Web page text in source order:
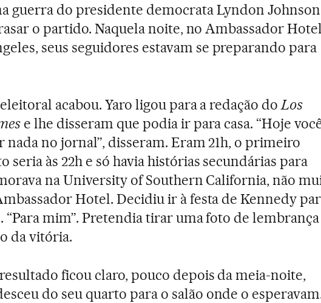
guerra do presidente democrata Lyndon Johnson
o partido. Naquela noite, no Ambassador
seus seguidores estavam se preparando para
acabou. Yaro ligou para a redação doLos
e lhe disseram que podia ir para casa. “Hoje
nada no jornal”, disseram. Eram 21h, o primeiro
seria às 22h e só havia histórias secundárias para
na University of Southern California, não
Hotel. Decidiu ir à festa de Kennedy
“Para mim”. Pretendia tirar uma foto de lembrança
da vitória.
ficou claro, pouco depois da meia-noite,
do seu quarto para o salão onde o